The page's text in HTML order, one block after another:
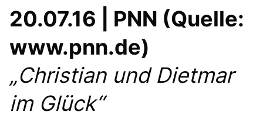
VITA
WAHLKREISBESUCHE
PRESSEFOTOS
MEIN BÜRGERBÜRO
20.07.16 | PNN (Quelle:
www.pnn.de)
Christian und Dietmar
im Glück“